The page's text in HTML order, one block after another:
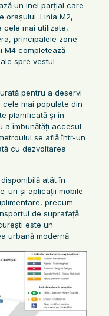
un inel parțial care
orașului. Linia M2,
cele mai utilizate,
principalele zone
M4 completează
spre vestul
pentru a deservi
mai populate din
planificată și în
a îmbunătăți accesul
se află într-un
cu dezvoltarea
atât în
uri și aplicații mobile.
precum
de suprafață.
este un
urbană modernă.